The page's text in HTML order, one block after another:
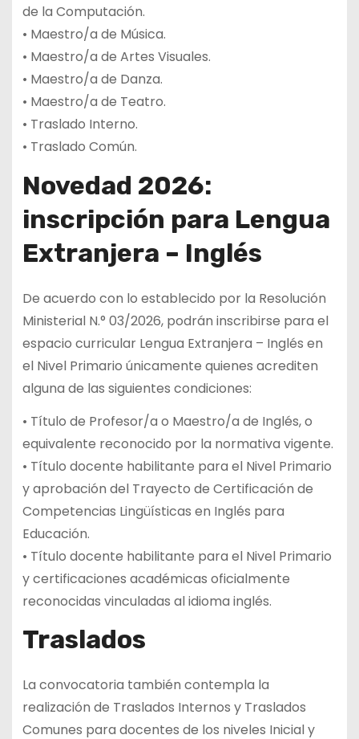
de la Computación.
• Maestro/a de Música.
• Maestro/a de Artes Visuales.
• Maestro/a de Danza.
• Maestro/a de Teatro.
• Traslado Interno.
• Traslado Común.
Novedad 2026:
inscripción para Lengua
Extranjera – Inglés
De acuerdo con lo establecido por la Resolución
Ministerial N.° 03/2026, podrán inscribirse para el
espacio curricular Lengua Extranjera – Inglés en
el Nivel Primario únicamente quienes acrediten
alguna de las siguientes condiciones:
• Título de Profesor/a o Maestro/a de Inglés, o
equivalente reconocido por la normativa vigente.
• Título docente habilitante para el Nivel Primario
y aprobación del Trayecto de Certificación de
Competencias Lingüísticas en Inglés para
Educación.
• Título docente habilitante para el Nivel Primario
y certificaciones académicas oficialmente
reconocidas vinculadas al idioma inglés.
Traslados
La convocatoria también contempla la
realización de Traslados Internos y Traslados
Comunes para docentes de los niveles Inicial y